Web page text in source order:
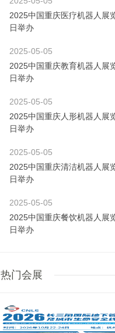
2025中国重庆医疗机器人展
日举办
2025-05-05
2025中国重庆教育机器人展
日举办
2025-05-05
2025中国重庆人形机器人展
日举办
2025-05-05
2025中国重庆清洁机器人展
日举办
2025-05-05
2025中国重庆餐饮机器人展
日举办
热门会展